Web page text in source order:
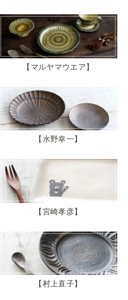
マルヤマウエア
水野幸一
宮崎孝彦
村上直子